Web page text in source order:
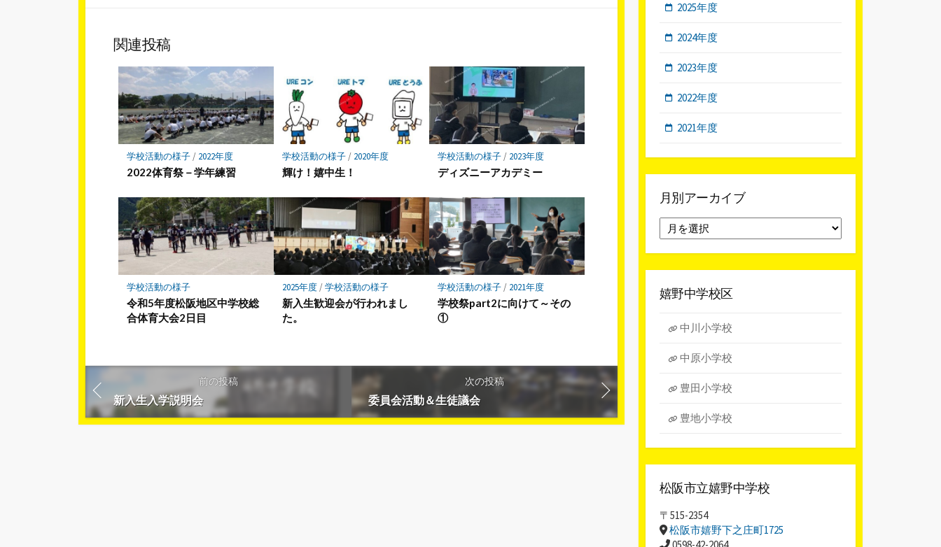
関連投稿
学校活動の様子/ 2022年度
2022体育祭－学年練習
学校活動の様子/ 2020年度
輝け！嬉中生！
学校活動の様子/ 2023年度
ディズニーアカデミー
学校活動の様子
令和5年度松阪地区中学校総
合体育大会2日目
2025年度/学校活動の様子
新入生歓迎会が行われまし
た。
学校活動の様子/ 2021年度
学校祭part2に向けて～その
①
前の投稿
新入生入学説明会
次の投稿
委員会活動＆生徒議会
2025年度
2024年度
2023年度
2022年度
2021年度
月別アーカイブ
別
ア
ー
イ
嬉野中学校区
中川小学校
中原小学校
豊田小学校
豊地小学校
松阪市立嬉野中学校
〒515-2354
松阪市嬉野下之庄町1725
0598-42-2064